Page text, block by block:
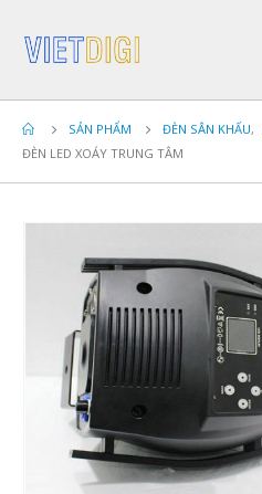
SẢN PHẨM ĐÈN SÂN KHẤU,
ĐÈN LED XOÁY TRUNG TÂM